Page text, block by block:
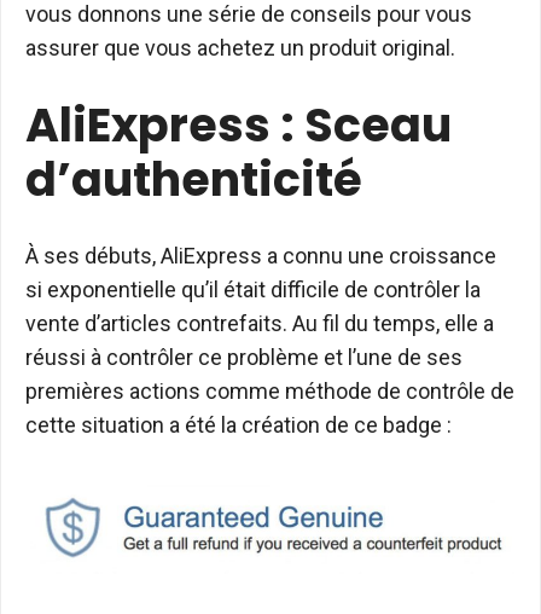
vous donnons une série de conseils pour vous
assurer que vous achetez un produit original.
AliExpress : Sceau
d’authenticité
À ses débuts, AliExpress a connu une croissance
si exponentielle qu’il était difficile de contrôler la
vente d’articles contrefaits. Au fil du temps, elle a
réussi à contrôler ce problème et l’une de ses
premières actions comme méthode de contrôle de
cette situation a été la création de ce badge :